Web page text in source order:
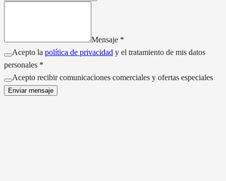
Mensaje *
Acepto la política de privacidad y el tratamiento de mis datos
personales *
Acepto recibir comunicaciones comerciales y ofertas especiales
Enviar mensaje